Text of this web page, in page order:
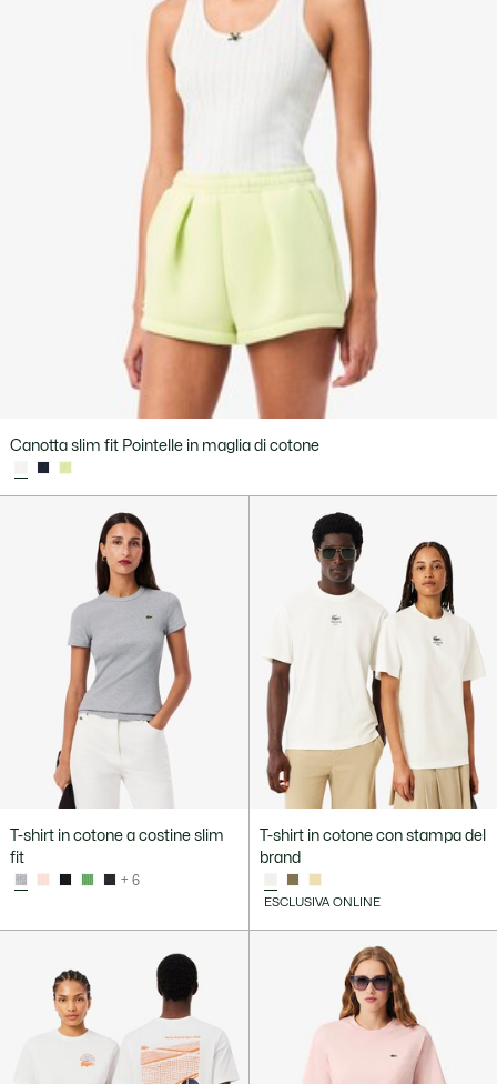
Canotta slim fit Pointelle in maglia di cotone
T-shirt in cotone a costine slim
fit
+ 6
T-shirt in cotone con stampa del
brand
ESCLUSIVA ONLINE